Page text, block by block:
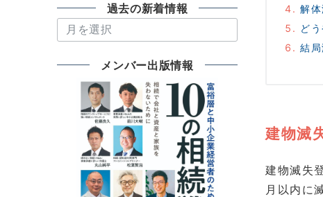
解
ど
結
建物滅
建物滅失
月以内に
過去の新着情報
去
の
メンバー出版情報